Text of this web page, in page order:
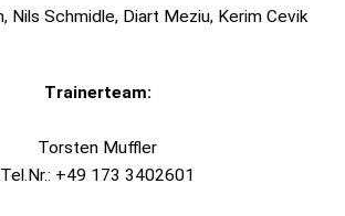
Nils Schmidle, Diart Meziu, Kerim Cevik
Trainerteam:
Torsten Muffler
Tel.Nr.: +49 173 3402601